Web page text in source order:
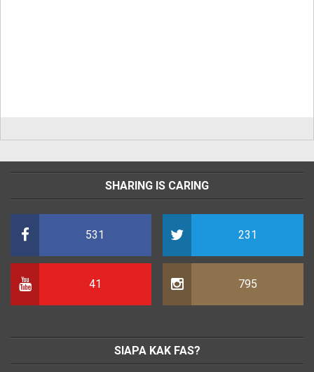
SHARING IS CARING
531 231
41 795
SIAPA KAK FAS?